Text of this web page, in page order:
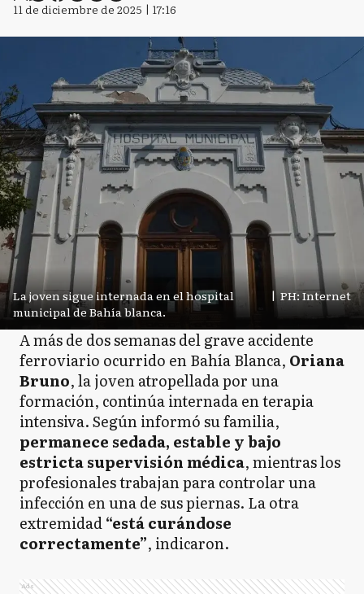
11 de diciembre de 2025 | 17:16
La joven sigue internada en el hospital
municipal de Bahía blanca.
| PH: Internet
A más de dos semanas del grave accidente
ferroviario ocurrido en Bahía Blanca, Oriana
Bruno, la joven atropellada por una
formación, continúa internada en terapia
intensiva. Según informó su familia,
permanece sedada, estable y bajo
estricta supervisión médica, mientras los
profesionales trabajan para controlar una
infección en una de sus piernas. La otra
extremidad“está curándose
correctamente”, indicaron.
Ads